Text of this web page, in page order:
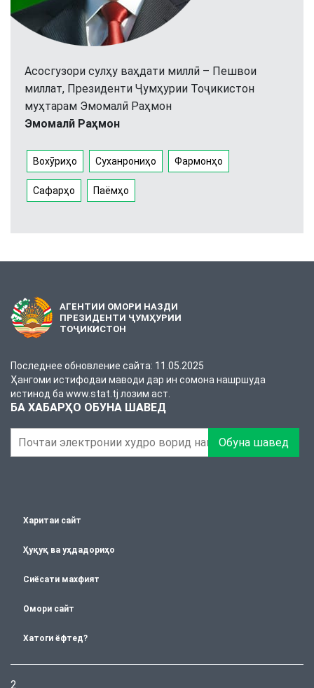
Асосгузори сулҳу ваҳдати миллӣ – Пешвои
миллат, Президенти Ҷумҳурии Тоҷикистон
муҳтарам Эмомалӣ Раҳмон
Эмомалӣ Раҳмон
Вохӯриҳо Суханрониҳо Фармонҳо
Сафарҳо Паёмҳо
АГЕНТИИ ОМОРИ НАЗДИ
ПРЕЗИДЕНТИ ҶУМҲУРИИ
ТОҶИКИСТОН
Последнее обновление сайта: 11.05.2025
Ҳангоми истифодаи маводи дар ин сомона нашршуда
истинод ба www.stat.tj лозим аст.
БА ХАБАРҲО ОБУНА ШАВЕД
Обуна шавед
Харитаи сайт
Ҳуқуқ ва уҳдадориҳо
Сиёсати махфият
Омори сайт
Хатоги ёфтед?
2